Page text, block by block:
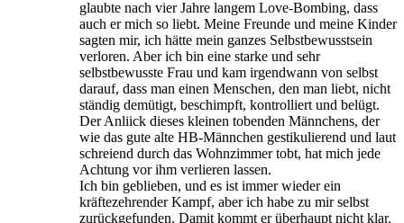
glaubte nach vier Jahre langem Love-Bombing, dass
auch er mich so liebt. Meine Freunde und meine Kinder
sagten mir, ich hätte mein ganzes Selbstbewusstsein
verloren. Aber ich bin eine starke und sehr
selbstbewusste Frau und kam irgendwann von selbst
darauf, dass man einen Menschen, den man liebt, nicht
ständig demütigt, beschimpft, kontrolliert und belügt.
Der Anliick dieses kleinen tobenden Männchens, der
wie das gute alte HB-Männchen gestikulierend und laut
schreiend durch das Wohnzimmer tobt, hat mich jede
Achtung vor ihm verlieren lassen.
Ich bin geblieben, und es ist immer wieder ein
kräftezehrender Kampf, aber ich habe zu mir selbst
zurückgefunden. Damit kommt er überhaupt nicht klar.